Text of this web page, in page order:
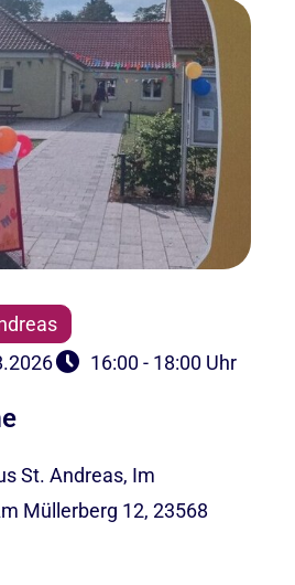
16:00 - 18:00 Uhr
St. Andreas, Im
Müllerberg 12, 23568